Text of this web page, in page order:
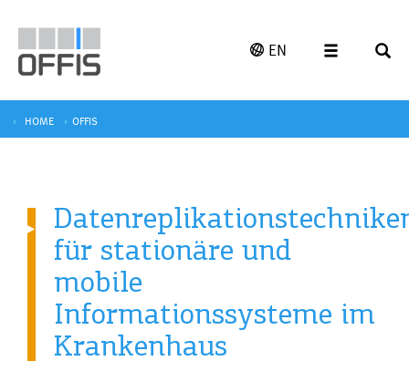
EN
HOME OFFIS
für stationäre und
mobile
Informationssysteme im
Krankenhaus